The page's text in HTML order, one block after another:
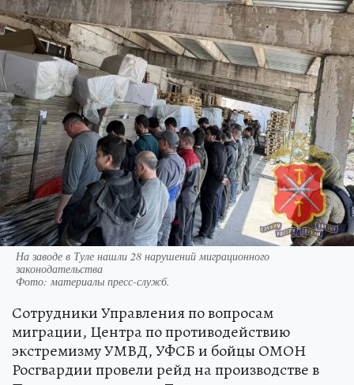
На заводе в Туле нашли 28 нарушений миграционного
законодательства
Фото:материалы пресс-служб.
Сотрудники Управления по вопросам
миграции, Центра по противодействию
экстремизму УМВД, УФСБ и бойцы ОМОН
Росгвардии провели рейд на производстве в